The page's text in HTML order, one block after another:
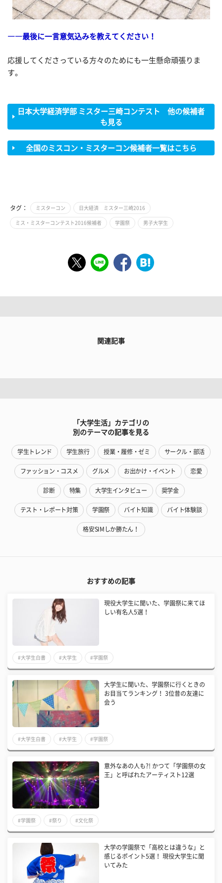
――最後に一言意気込みを教えてください！
応援してくださっている方々のためにも一生懸命頑張りま
す。
日本大学経済学部 ミスター三崎コンテスト 他の候補者
も見る
全国のミスコン・ミスターコン候補者一覧はこちら
タグ： ミスターコン 日大経済 ミスター三崎2016
ミス・ミスターコンテスト2016候補者 学園祭 男子大学生
関連記事
「大学生活」カテゴリの
別のテーマの記事を見る
学生トレンド 学生旅行 授業・履修・ゼミ サークル・部活
ファッション・コスメ グルメ お出かけ・イベント 恋愛
診断 特集 大学生インタビュー 奨学金
テスト・レポート対策 学園祭 バイト知識 バイト体験談
格安SIMしか勝たん！
おすすめの記事
現役大学生に聞いた、学園祭に来てほ
しい有名人5選！
#大学生白書 #大学生 #学園祭
大学生に聞いた、学園祭に行くときの
お目当てランキング！ 3位昔の友達に
会う
#大学生白書 #大学生 #学園祭
意外なあの人も?! かつて「学園祭の女
王」と呼ばれたアーティスト12選
#学園祭 #祭り #文化祭
大学の学園祭で「高校とは違うな」と
感じるポイント5選！ 現役大学生に聞
いてみた